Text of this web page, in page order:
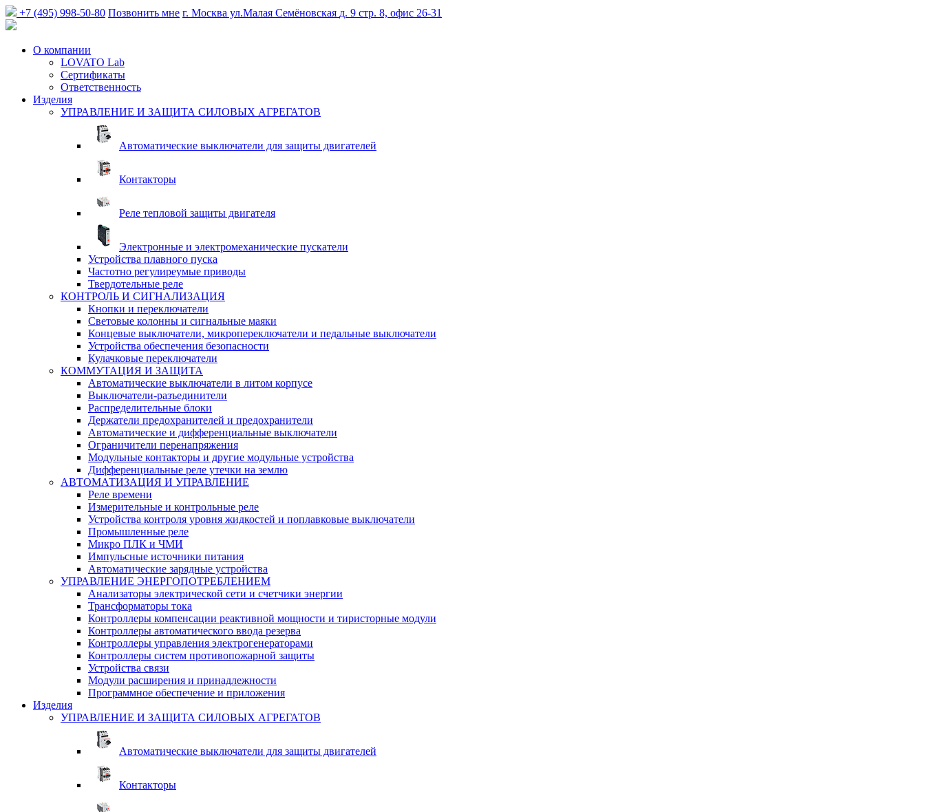
+7 (495) 998-50-80 Позвонить мне г. Москва ул.Малая Семёновская д. 9 стр. 8, офис 26-31
О компании
LOVATO Lab
Сертификаты
Ответственность
Изделия
УПРАВЛЕНИЕ И ЗАЩИТА СИЛОВЫХ АГРЕГАТОВ
Автоматические выключатели для защиты двигателей
Контакторы
Реле тепловой защиты двигателя
Электронные и электромеханические пускатели
Устройства плавного пуска
Частотно регулиреумые приводы
Твердотельные реле
КОНТРОЛЬ И СИГНАЛИЗАЦИЯ
Кнопки и переключатели
Световые колонны и сигнальные маяки
Концевые выключатели, микропереключатели и педальные выключатели
Устройства обеспечения безопасности
Кулачковые переключатели
КОММУТАЦИЯ И ЗАЩИТА
Автоматические выключатели в литом корпусе
Выключатели-разъединители
Распределительные блоки
Держатели предохранителей и предохранители
Автоматические и дифференциальные выключатели
Ограничители перенапряжения
Модульные контакторы и другие модульные устройства
Дифференциальные реле утечки на землю
АВТОМАТИЗАЦИЯ И УПРАВЛЕНИЕ
Реле времени
Измерительные и контрольные реле
Устройства контроля уровня жидкостей и поплавковые выключатели
Промышленные реле
Микро ПЛК и ЧМИ
Импульсные источники питания
Автоматические зарядные устройства
УПРАВЛЕНИЕ ЭНЕРГОПОТРЕБЛЕНИЕМ
Анализаторы электрической сети и счетчики энергии
Трансформаторы тока
Контроллеры компенсации реактивной мощности и тиристорные модули
Контроллеры автоматического ввода резерва
Контроллеры управления электрогенераторами
Контроллеры систем противопожарной защиты
Устройства связи
Модули расширения и принадлежности
Программное обеспечение и приложения
Изделия
УПРАВЛЕНИЕ И ЗАЩИТА СИЛОВЫХ АГРЕГАТОВ
Автоматические выключатели для защиты двигателей
Контакторы